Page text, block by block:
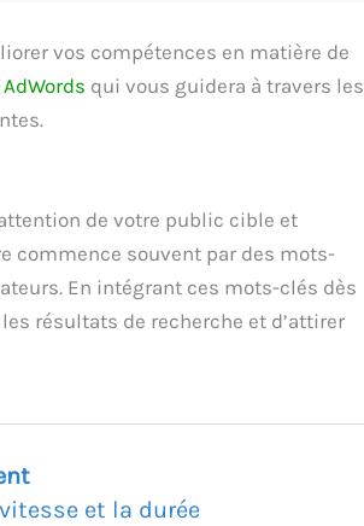
vos compétences en matière de
qui vous guidera à travers les
de votre public cible et
commence souvent par des mots-
En intégrant ces mots-clés dès
résultats de recherche et d’attirer
et la durée